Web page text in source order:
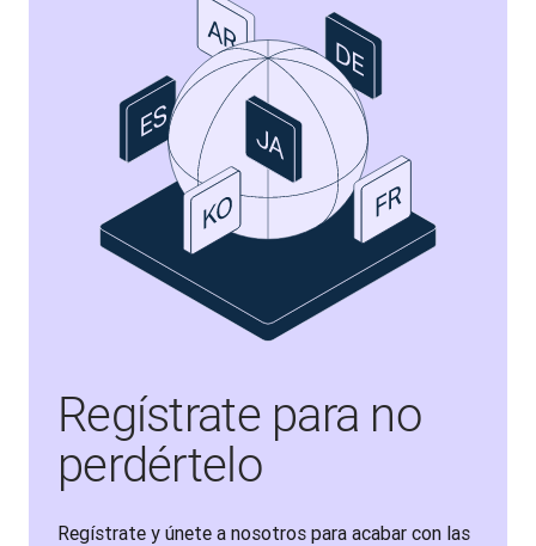
Regístrate para no
perdértelo
Regístrate y únete a nosotros para acabar con las